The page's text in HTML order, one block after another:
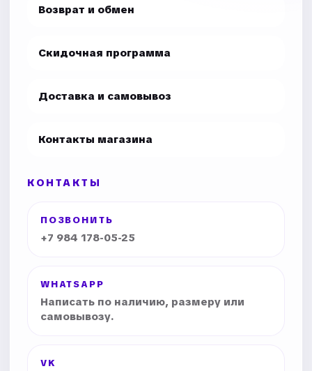
Возврат и обмен
Скидочная программа
Доставка и самовывоз
Контакты магазина
КОНТАКТЫ
ПОЗВОНИТЬ
+7 984 178-05-25
WHATSAPP
Написать по наличию, размеру или
самовывозу.
VK